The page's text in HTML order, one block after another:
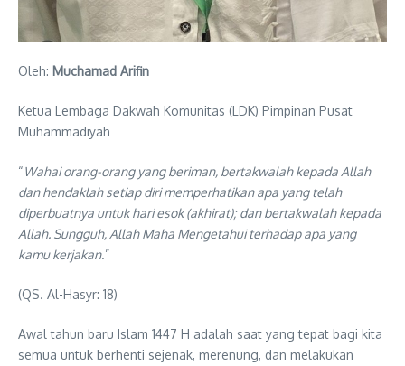
Oleh: Muchamad Arifin
Ketua Lembaga Dakwah Komunitas (LDK) Pimpinan Pusat
Muhammadiyah
“Wahai orang-orang yang beriman, bertakwalah kepada Allah
dan hendaklah setiap diri memperhatikan apa yang telah
diperbuatnya untuk hari esok (akhirat); dan bertakwalah kepada
Allah. Sungguh, Allah Maha Mengetahui terhadap apa yang
kamu kerjakan.”
(QS. Al-Hasyr: 18)
Awal tahun baru Islam 1447 H adalah saat yang tepat bagi kita
semua untuk berhenti sejenak, merenung, dan melakukan